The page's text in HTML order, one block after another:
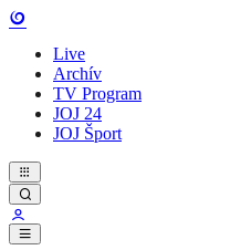
Live
Archív
TV Program
JOJ 24
JOJ Šport